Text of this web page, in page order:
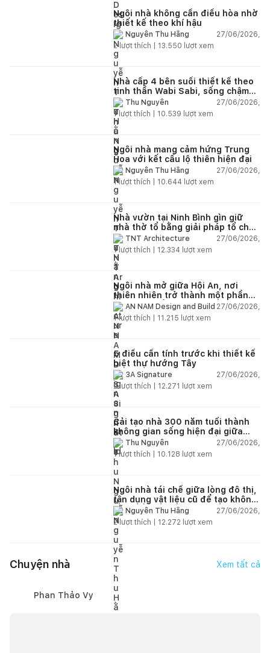
Ngôi nhà không cần điều hòa nhờ
thiết kế theo khí hậu
Nguyễn Thu Hằng
27/06/2026,
2lượt thích | 13.550 lượt xem
Nhà cấp 4 bên suối thiết kế theo
tinh thần Wabi Sabi, sống chậm
giữa thiên nhiên
Thu Nguyễn
27/06/2026,
1lượt thích | 10.539 lượt xem
Ngôi nhà mang cảm hứng Trung
Hoa với kết cấu lộ thiên hiện đại
Nguyễn Thu Hằng
27/06/2026,
1lượt thích | 10.644 lượt xem
Nhà vườn tại Ninh Bình gìn giữ
nhà thờ tổ bằng giải pháp tổ chức
lại không gian
TNT Architecture
27/06/2026,
1lượt thích | 12.334 lượt xem
Ngôi nhà mở giữa Hội An, nơi
thiên nhiên trở thành một phần
của cuộc sống
AN NAM Design and Build 27/06/2026,
1lượt thích | 11.215 lượt xem
5 điều cần tính trước khi thiết kế
biệt thự hướng Tây
3A Signature
27/06/2026,
2lượt thích | 12.271 lượt xem
Cải tạo nhà 300 năm tuổi thành
không gian sống hiện đại giữa
thiên nhiên
Thu Nguyễn
27/06/2026,
1lượt thích | 10.128 lượt xem
Ngôi nhà tái chế giữa lòng đô thị,
tận dụng vật liệu cũ để tạo không
gian sống linh hoạt
Nguyễn Thu Hằng
27/06/2026,
2lượt thích | 12.272 lượt xem
Chuyện nhà Xem tất cả
Phan Thảo Vy